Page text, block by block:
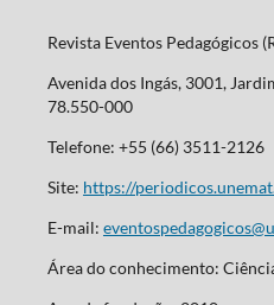
Revista Eventos Pedagógicos
Avenida dos Ingás, 3001,
78.550-000
Telefone: +55 (66) 3511-2126
Site: https://
E-mail:
Área do conhecimento: